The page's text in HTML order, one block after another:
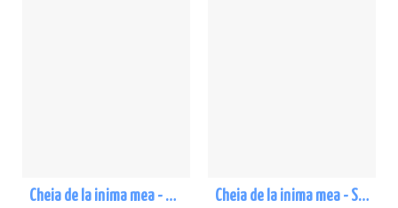
Cheia de la inima mea - Neptun Cheia de la inima mea - Saturn